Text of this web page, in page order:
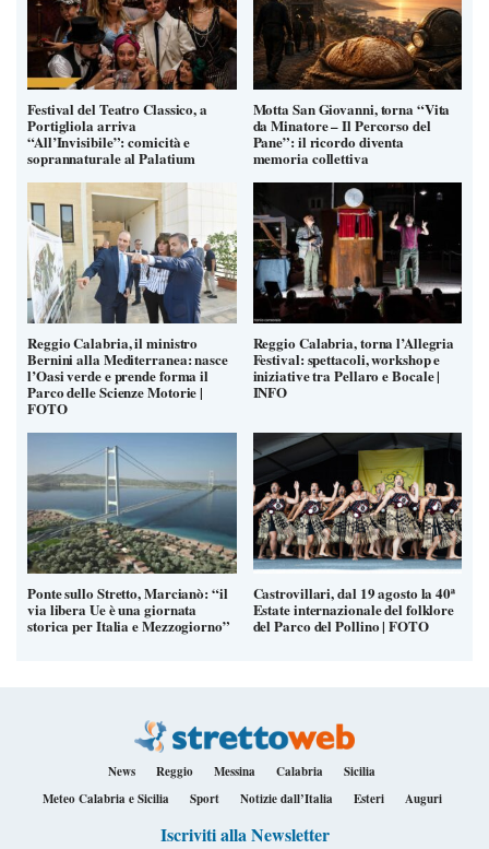
Festival del Teatro Classico, a
Portigliola arriva
“All’Invisibile”: comicità e
soprannaturale al Palatium
Motta San Giovanni, torna “Vita
da Minatore – Il Percorso del
Pane”: il ricordo diventa
memoria collettiva
Reggio Calabria, il ministro
Bernini alla Mediterranea: nasce
l’Oasi verde e prende forma il
Parco delle Scienze Motorie |
FOTO
Reggio Calabria, torna l’Allegria
Festival: spettacoli, workshop e
iniziative tra Pellaro e Bocale |
INFO
Ponte sullo Stretto, Marcianò: “il
via libera Ue è una giornata
storica per Italia e Mezzogiorno”
Castrovillari, dal 19 agosto la 40ª
Estate internazionale del folklore
del Parco del Pollino | FOTO
News Reggio Messina Calabria
Sicilia
Meteo Calabria e Sicilia
Sport Notizie dall’Italia Esteri Auguri
Iscriviti alla Newsletter